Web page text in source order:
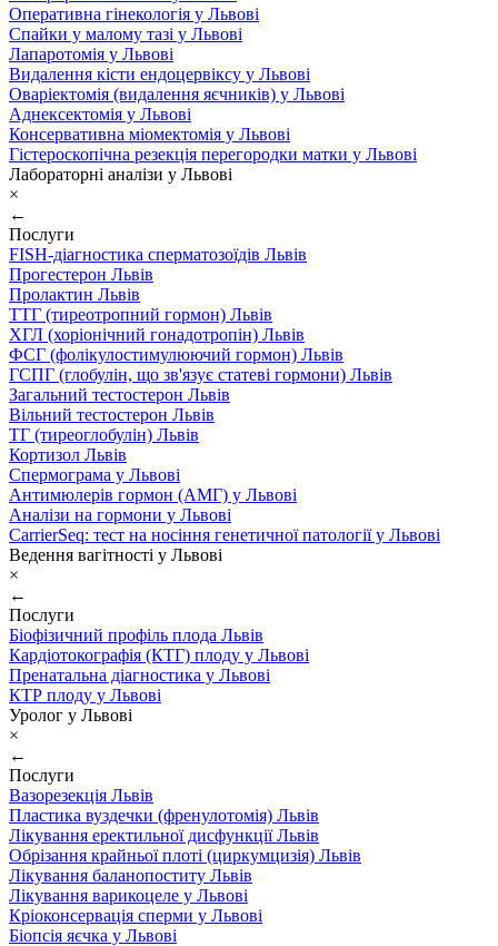
Оперативна гінекологія у Львові
Спайки у малому тазі у Львові
Лапаротомія у Львові
Видалення кісти ендоцервіксу у Львові
Оваріектомія (видалення яєчників) у Львові
Аднексектомія у Львові
Консервативна міомектомія у Львові
Гістероскопічна резекція перегородки матки у Львові
Лабораторні аналізи у Львові
×
←
Послуги
FISH-діагностика сперматозоїдів Львів
Прогестерон Львів
Пролактин Львів
ТТГ (тиреотропний гормон) Львів
ХГЛ (хоріонічний гонадотропін) Львів
ФСГ (фолікулостимулюючий гормон) Львів
ГСПГ (глобулін, що зв'язує статеві гормони) Львів
Загальний тестостерон Львів
Вільний тестостерон Львів
ТГ (тиреоглобулін) Львів
Кортизол Львів
Спермограма у Львові
Антимюлерів гормон (АМГ) у Львові
Аналізи на гормони у Львові
CarrierSeq: тест на носіння генетичної патології у Львові
Ведення вагітності у Львові
×
←
Послуги
Біофізичний профіль плода Львів
Кардіотокографія (КТГ) плоду у Львові
Пренатальна діагностика у Львові
КТР плоду у Львові
Уролог у Львові
×
←
Послуги
Вазорезекція Львів
Пластика вуздечки (френулотомія) Львів
Лікування еректильної дисфункції Львів
Обрізання крайньої плоті (циркумцизія) Львів
Лікування баланопоститу Львів
Лікування варикоцеле у Львові
Кріоконсервація сперми у Львові
Біопсія яєчка у Львові